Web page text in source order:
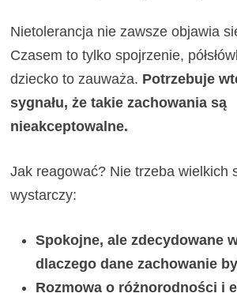
Nietolerancja nie zawsze objawia
Czasem to tylko spojrzenie,
dziecko to zauważa. Potrzebuje
sygnału, że takie zachowania są
nieakceptowalne.
Jak reagować? Nie trzeba wielkich
wystarczy:
Spokojne, ale zdecydowane
dlaczego dane zachowanie
Rozmowa o różnorodności i